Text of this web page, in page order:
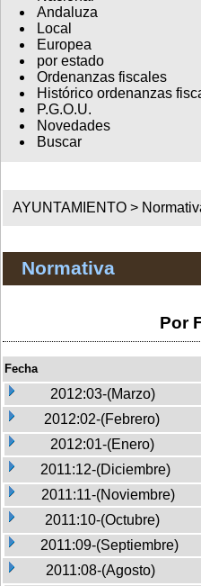
Andaluza
Local
Europea
por estado
Ordenanzas fiscales
Histórico ordenanzas
P.G.O.U.
Novedades
Buscar
AYUNTAMIENTO >
Normativa
Por
Fecha
2012:03-(Marzo)
2012:02-(Febrero)
2012:01-(Enero)
2011:12-(Diciembre)
2011:11-(Noviembre)
2011:10-(Octubre)
2011:09-(Septiembre)
2011:08-(Agosto)